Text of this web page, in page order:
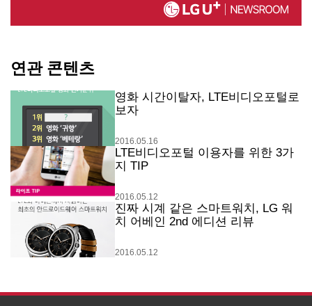
연관 콘텐츠
영화 시간이탈자, LTE비디오포털로
보자
2016.05.16
LTE비디오포털 이용자를 위한 3가
지 TIP
2016.05.12
진짜 시계 같은 스마트워치, LG 워
치 어베인 2nd 에디션 리뷰
2016.05.12